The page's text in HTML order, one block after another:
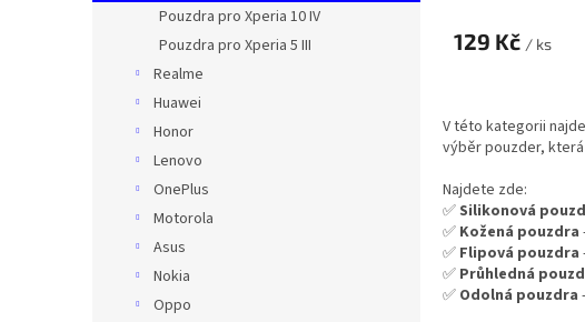
Pouzdra pro Xperia 10 IV
Pouzdra pro Xperia 5 III
Realme
Huawei
Honor
Lenovo
OnePlus
Motorola
Asus
Nokia
Oppo
129 Kč / ks
V této kategorii
výběr pouzder,
Najdete zde:
✅Silikonová
✅ Kožená pouzdra
✅ Flipová pouzdra
✅ Průhledná
✅ Odolná pouzdra